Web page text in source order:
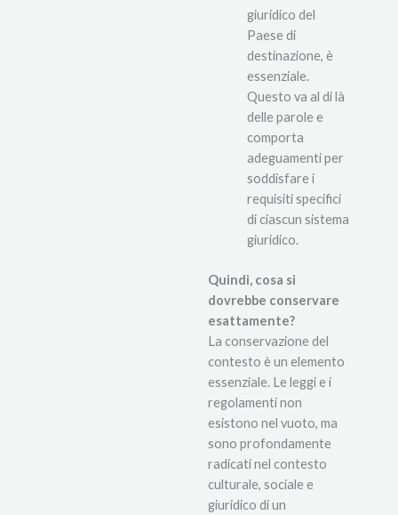
giuridico del
Paese di
destinazione, è
essenziale.
Questo va al di là
delle parole e
comporta
adeguamenti per
soddisfare i
requisiti specifici
di ciascun sistema
giuridico.
Quindi, cosa si
dovrebbe conservare
esattamente?
La conservazione del
contesto è un elemento
essenziale. Le leggi e i
regolamenti non
esistono nel vuoto, ma
sono profondamente
radicati nel contesto
culturale, sociale e
giuridico di un